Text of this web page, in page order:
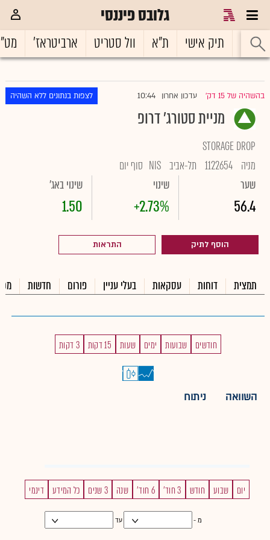
גלובס פיננסי
ראשי תיק אישי ת"א וול סטריט ארביטראז'
בהשהיה של 15 דק' עדכון אחרון 10:44 לצפות בנתונים ללא השהיה
מניית סטורג' דרופ
STORAGE DROP
מניה 1122654 תל-אביב NIS סוף יום
שער
56.4
שינוי
+2.73%
שינוי באג'
1.50
הוסף לתיק התראות
תמצית דוחות עסקאות בעלי עניין פורום חדשות
חודשים שבועות ימים שעות 15 דקות 3 דקות
השוואה ניתוח
יום שבוע חודש 3 חוד' 6 חוד' שנה 3 שנים כל המידע דינמי
מ - עד